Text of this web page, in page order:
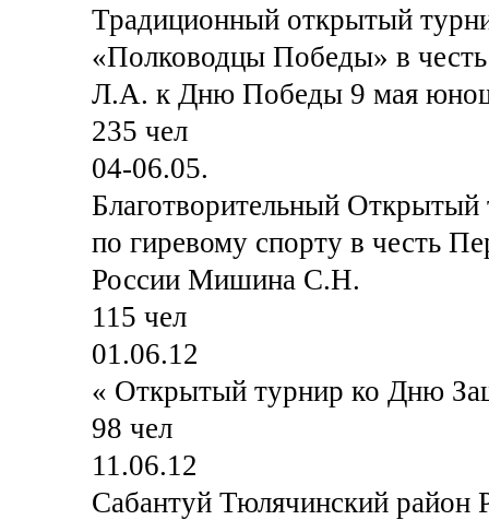
Традиционный открытый
«Полководцы Победы» в
Л.А. к Дню Победы 9 мая
235 чел
04-06.05.
Благотворительный Открытый
по гиревому спорту в честь
России Мишина С.Н.
115 чел
01.06.12
« Открытый турнир ко Дню
98 чел
11.06.12
Сабантуй Тюлячинский район